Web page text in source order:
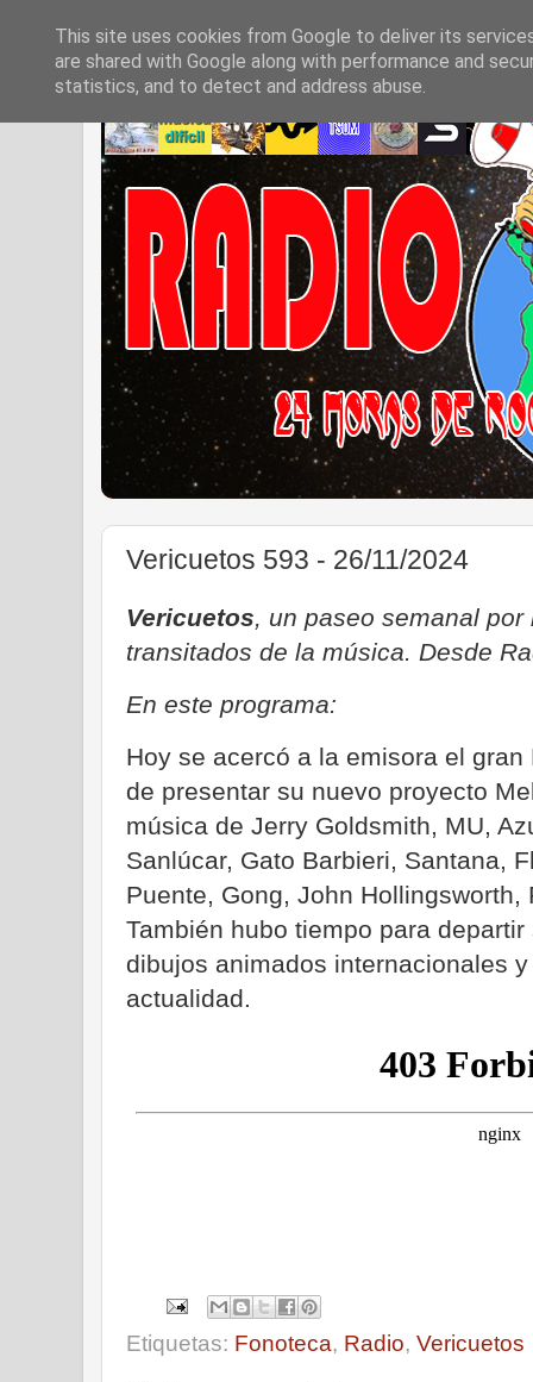
Vericuetos 593 - 26/11/2024
Vericuetos, un paseo semanal
transitados de la música. Desde
En este programa:
Hoy se acercó a la emisora el
de presentar su nuevo proyecto
música de Jerry Goldsmith, MU,
Sanlúcar, Gato Barbieri, Santana,
Puente, Gong, John
También hubo tiempo para
dibujos animados internacionales
actualidad.
Etiquetas: Fonoteca, Radio, Vericuetos
This site uses cookies from Google to deliver its
are shared with Google along with performance and
statistics, and to detect and address abuse.